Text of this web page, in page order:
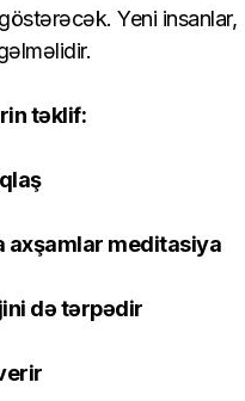
Yeni insanlar,
təklif:
axşamlar meditasiya
də tərpədir